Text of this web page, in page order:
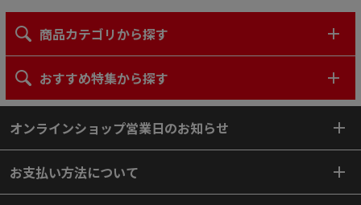
商品カテゴリから探す
おすすめ特集から探す
オンラインショップ営業日のお知らせ
お支払い方法について